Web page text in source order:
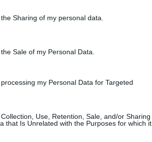
Sharing of my personal data.
Sale of my Personal Data.
my Personal Data for Targeted
Use, Retention, Sale, and/or Sharing
that Is Unrelated with the Purposes for which it